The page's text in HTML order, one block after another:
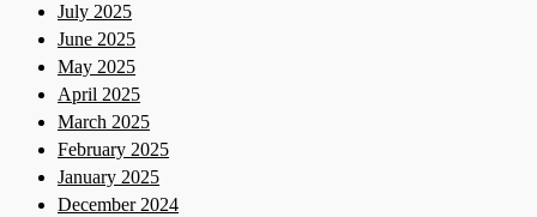
July 2025
June 2025
May 2025
April 2025
March 2025
February 2025
January 2025
December 2024